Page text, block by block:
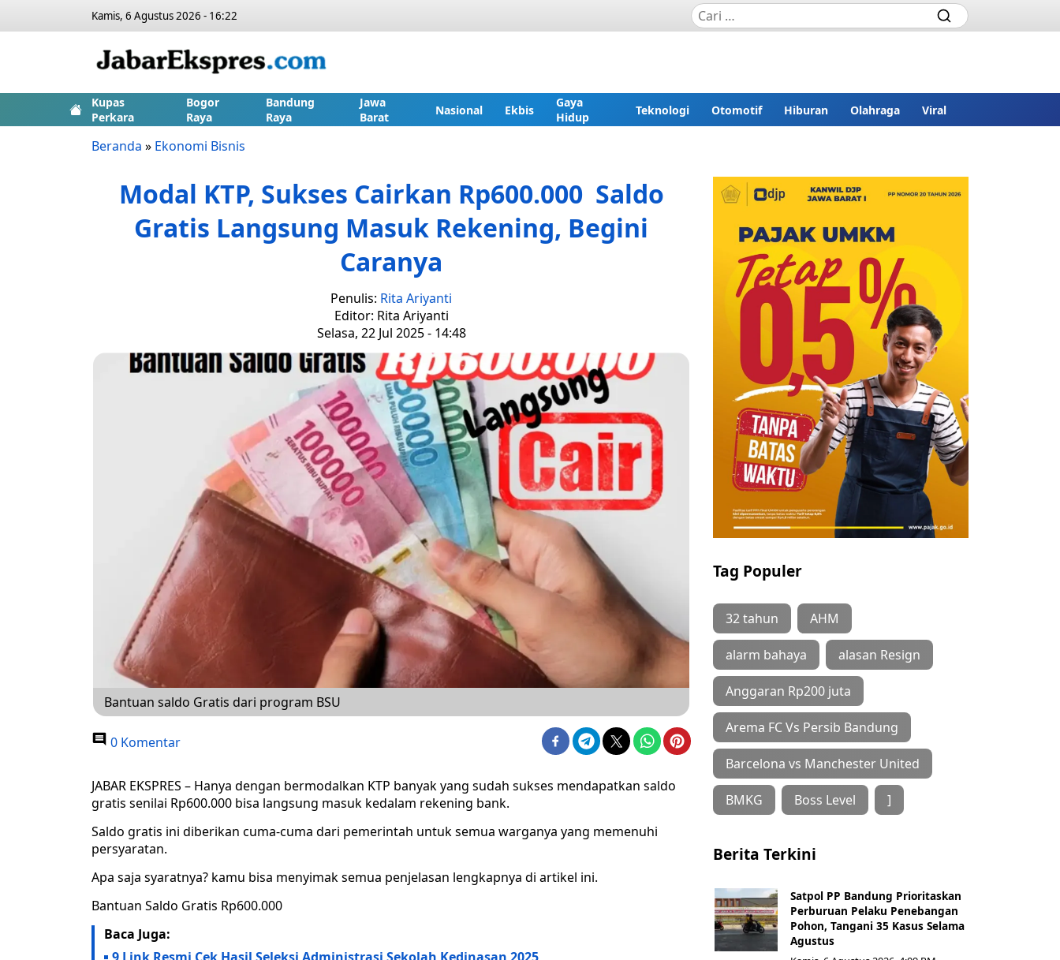
Kamis, 6 Agustus 2026 - 16:22
Kupas
Perkara
Bogor
Raya
Bandung
Raya
Jawa
Barat
Nasional Ekbis
Gaya
Hidup
Teknologi Otomotif Hiburan Olahraga Viral
Beranda » Ekonomi Bisnis
Modal KTP, Sukses Cairkan Rp600.000 Saldo
Gratis Langsung Masuk Rekening, Begini
Caranya
Penulis: Rita Ariyanti
Editor: Rita Ariyanti
Selasa, 22 Jul 2025 - 14:48
Bantuan saldo Gratis dari program BSU
0 Komentar
JABAR EKSPRES – Hanya dengan bermodalkan KTP banyak yang sudah sukses mendapatkan saldo
gratis senilai Rp600.000 bisa langsung masuk kedalam rekening bank.
Saldo gratis ini diberikan cuma-cuma dari pemerintah untuk semua warganya yang memenuhi
persyaratan.
Apa saja syaratnya? kamu bisa menyimak semua penjelasan lengkapnya di artikel ini.
Bantuan Saldo Gratis Rp600.000
Baca Juga:
Tag Populer
32 tahun AHM
alarm bahaya alasan Resign
Anggaran Rp200 juta
Arema FC Vs Persib Bandung
Barcelona vs Manchester United
BMKG Boss Level ]
Berita Terkini
Satpol PP Bandung Prioritaskan
Perburuan Pelaku Penebangan
Pohon, Tangani 35 Kasus Selama
Agustus